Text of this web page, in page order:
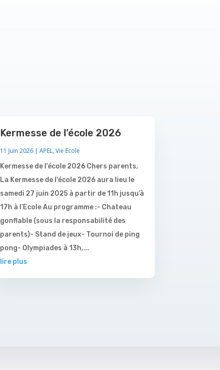
Kermesse de l’école 2026
11 Juin 2026| APEL,Vie Ecole
Kermesse de l'école 2026 Chers parents,
La Kermesse de l'école 2026 aura lieu le
samedi 27 juin 2025 à partir de 11h jusqu’à
17h à l’Ecole Au programme :- Chateau
gonflable (sous la responsabilité des
parents)- Stand de jeux- Tournoi de ping
pong- Olympiades à 13h,...
lire plus